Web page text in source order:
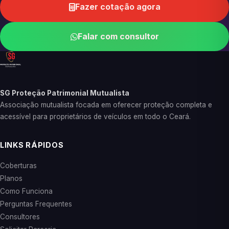
Fazer cotação agora
Falar com consultor
SG Proteção Patrimonial Mutualista
Associação mutualista focada em oferecer proteção completa e
acessível para proprietários de veículos em todo o Ceará.
LINKS RÁPIDOS
Coberturas
Planos
Como Funciona
Perguntas Frequentes
Consultores